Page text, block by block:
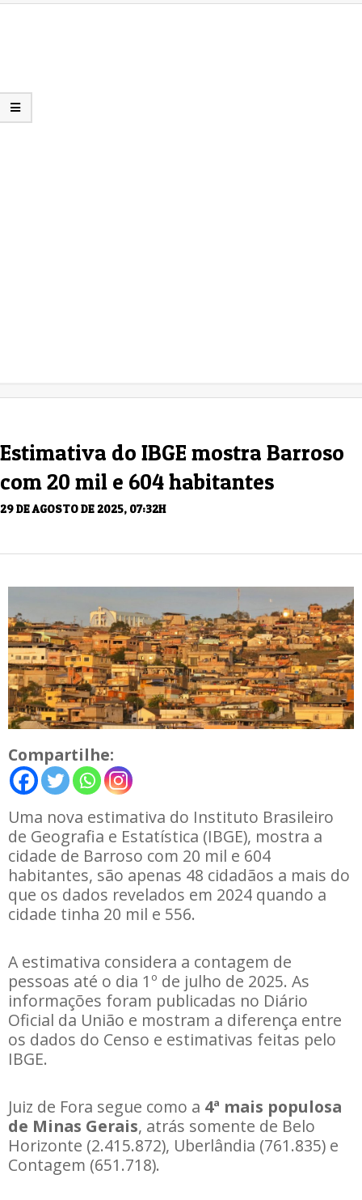
Estimativa do IBGE mostra Barroso
com 20 mil e 604 habitantes
29 DE AGOSTO DE 2025, 07:32H
Compartilhe:
Uma nova estimativa do Instituto Brasileiro
de Geografia e Estatística (IBGE), mostra a
cidade de Barroso com 20 mil e 604
habitantes, são apenas 48 cidadãos a mais do
que os dados revelados em 2024 quando a
cidade tinha 20 mil e 556.
Aestimativa considera a contagem de
pessoas até o dia 1º de julho de 2025. As
informações foram publicadas no Diário
Oficial da União e mostram a diferença entre
os dados do Censo e estimativas feitas pelo
IBGE.
Juiz de Fora segue como a 4ª mais populosa
de Minas Gerais, atrás somente de Belo
Horizonte (2.415.872), Uberlândia (761.835) e
Contagem (651.718).